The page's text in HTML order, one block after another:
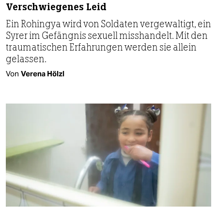
Verschwiegenes Leid
Ein Rohingya wird von Soldaten vergewaltigt, ein
Syrer im Gefängnis sexuell misshandelt. Mit den
traumatischen Erfahrungen werden sie allein
gelassen.
Von Verena Hölzl